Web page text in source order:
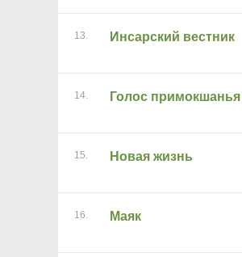
13. Инсарский вестник
14. Голос примокшанья
15. Новая жизнь
16. Маяк